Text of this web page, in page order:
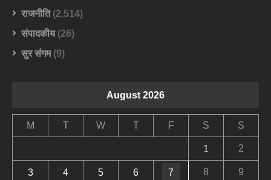
राजनीति(2,514)
संपादकीय(26)
सुर संगम(9)
August 2026
M T W T F S S
1 2
3 4 5 6 7 8 9